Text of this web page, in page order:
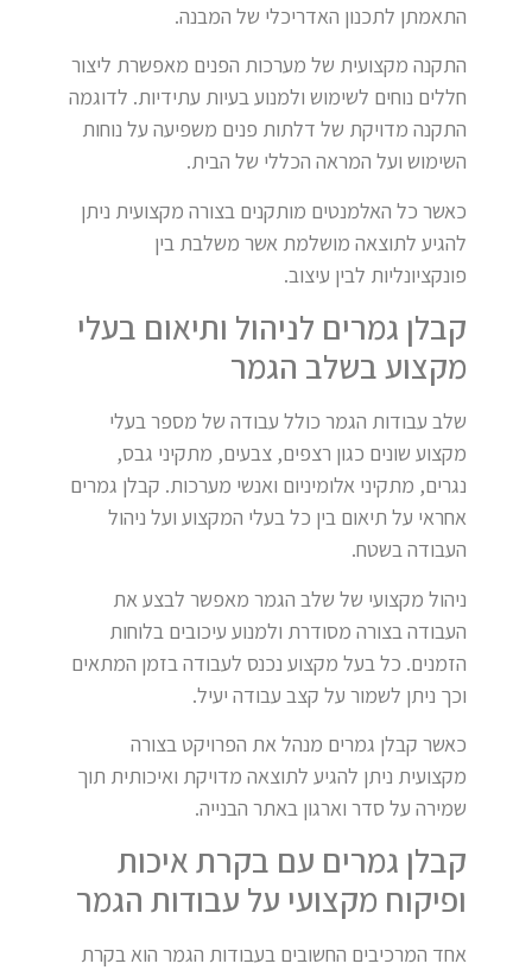
התאמתן לתכנון האדריכלי של המבנה.
התקנה מקצועית של מערכות הפנים מאפשרת ליצור
חללים נוחים לשימוש ולמנוע בעיות עתידיות. לדוגמה
התקנה מדויקת של דלתות פנים משפיעה על נוחות
השימוש ועל המראה הכללי של הבית.
כאשר כל האלמנטים מותקנים בצורה מקצועית ניתן
להגיע לתוצאה מושלמת אשר משלבת בין
פונקציונליות לבין עיצוב.
קבלן גמרים לניהול ותיאום בעלי
מקצוע בשלב הגמר
שלב עבודות הגמר כולל עבודה של מספר בעלי
מקצוע שונים כגון רצפים, צבעים, מתקיני גבס,
נגרים, מתקיני אלומיניום ואנשי מערכות. קבלן גמרים
אחראי על תיאום בין כל בעלי המקצוע ועל ניהול
העבודה בשטח.
ניהול מקצועי של שלב הגמר מאפשר לבצע את
העבודה בצורה מסודרת ולמנוע עיכובים בלוחות
הזמנים. כל בעל מקצוע נכנס לעבודה בזמן המתאים
וכך ניתן לשמור על קצב עבודה יעיל.
כאשר קבלן גמרים מנהל את הפרויקט בצורה
מקצועית ניתן להגיע לתוצאה מדויקת ואיכותית תוך
שמירה על סדר וארגון באתר הבנייה.
קבלן גמרים עם בקרת איכות
ופיקוח מקצועי על עבודות הגמר
אחד המרכיבים החשובים בעבודות הגמר הוא בקרת